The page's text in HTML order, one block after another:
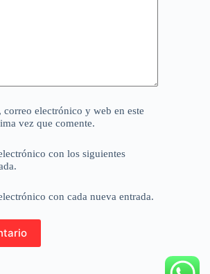
electrónico y web en este
vez que comente.
con los siguientes
con cada nueva entrada.